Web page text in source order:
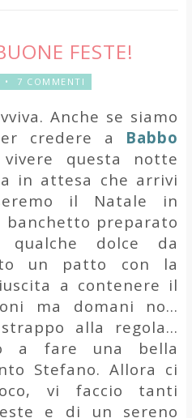
FESTE!
• 7 COMMENTI
Anche se siamo
credere a Babbo
questa notte
in attesa che arrivi
il Natale in
preparato
dolce da
un patto con la
a contenere il
ma domani no...
alla regola...
a fare una bella
Stefano. Allora ci
vi faccio tanti
e di un sereno